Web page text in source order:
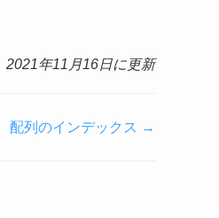
2021年11月16日に更新
配列のインデックス →